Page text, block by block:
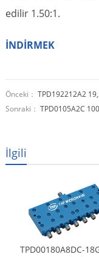
edilir 1.50:1.
İNDİRMEK
Önceki： TPD192212A2
Sonraki： TPD0105A2C
İlgili
TPD00180A8DC-